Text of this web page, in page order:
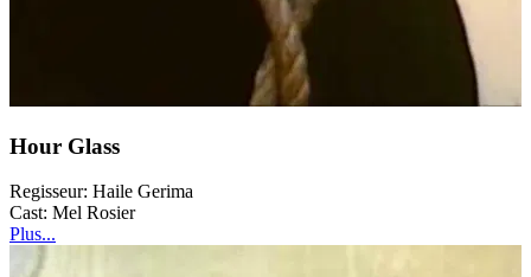
Hour Glass
Regisseur: Haile Gerima
Cast: Mel Rosier
Plus...